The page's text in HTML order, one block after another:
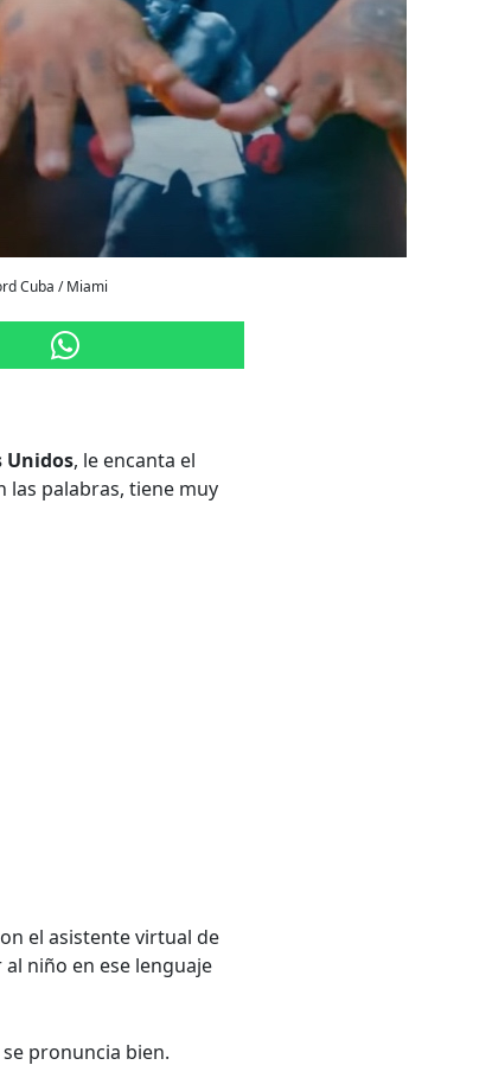
Cuba / Miami
Unidos, le encanta el
las palabras, tiene muy
el asistente virtual de
al niño en ese lenguaje
pronuncia bien.